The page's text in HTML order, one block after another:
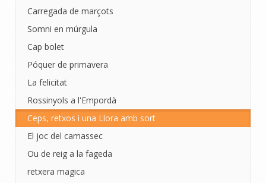
Carregada de marçots
Somni en múrgula
Cap bolet
Póquer de primavera
La felicitat
Rossinyols a l'Empordà
Ceps, retxos i una Llora amb sort
El joc del camassec
Ou de reig a la fageda
retxera magica